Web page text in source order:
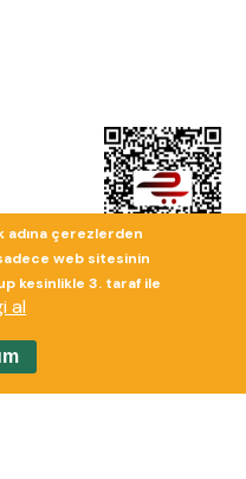
adına çerezlerden
web sitesinin
kesinlikle 3. taraf ile
al